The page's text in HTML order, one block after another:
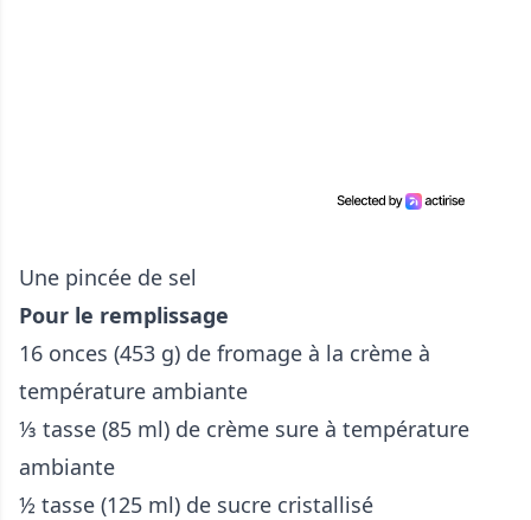
Une pincée de sel
Pour le remplissage
16 onces (453 g) de fromage à la crème à
température ambiante
⅓ tasse (85 ml) de crème sure à température
ambiante
½ tasse (125 ml) de sucre cristallisé